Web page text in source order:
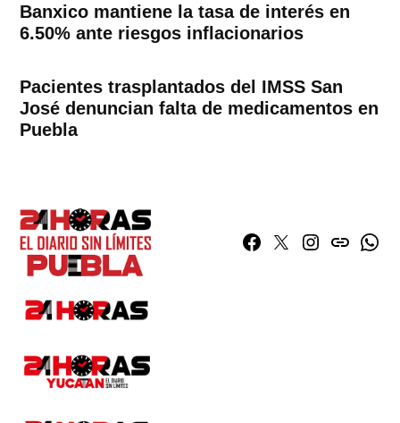
Banxico mantiene la tasa de interés en
6.50% ante riesgos inflacionarios
Pacientes trasplantados del IMSS San
José denuncian falta de medicamentos en
Puebla
Facebook
TwitterInstagram
issuu